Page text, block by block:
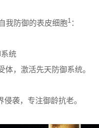
我防御的表皮细胞1 ：
统
，激活先天防御系统。
袭，专注御龄抗老。